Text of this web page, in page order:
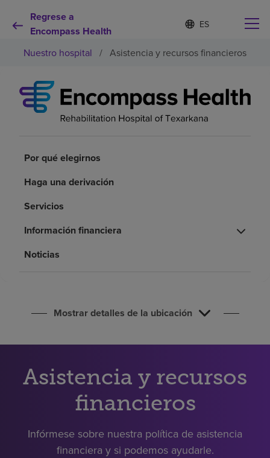
Regrese a
Encompass Health
Lista
de
contraída
d
o
s
e
e
Por qué debe elegirnos
Recursos de salud
Empleos
Pagar mi factura
Nuestro hospital / Asistencia y recursos financieros
Por qué elegirnos
Haga una derivación
Servicios
Información financiera
Noticias
Mostrar detalles de la ubicación
Asistencia y recursos
financieros
Infórmese sobre nuestra política de asistencia
financiera y si podemos ayudarle.